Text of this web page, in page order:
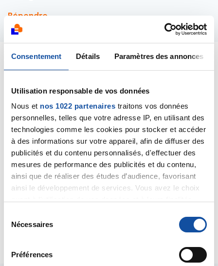
Consentement Détails Paramètres des annonces
Utilisation responsable de vos données
Nous et nos 1022 partenaires traitons vos données
personnelles, telles que votre adresse IP, en utilisant des
technologies comme les cookies pour stocker et accéder
à des informations sur votre appareil, afin de diffuser des
publicités et du contenu personnalisés, d'effectuer des
mesures de performance des publicités et du contenu,
ainsi que de réaliser des études d’audience, favorisant
ainsi le développement de services. Vous avez le choix
tout moment en consultant la Déclaration relative aux
cookies ou en cliquant sur l'icône de confidentialité.
Si vous le permettez, nous aimerions également :
Nécessaires
Préférences
Répondre
Dr A.Marceau
21/04/2020 - 15:19
Bonjour,
J'espère que vous aurez des témoignages sur ce
forum avant l'intervention de mardi prochain, c'est
probable car ce thème fait l'objet de nombreuses
sollicitations ici.
Bien cordialement